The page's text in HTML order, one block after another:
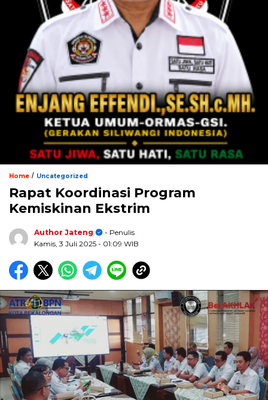
Home / Uncategorized
Rapat Koordinasi Program
Kemiskinan Ekstrim
Author Jateng
- Penulis
Kamis, 3 Juli 2025 - 01:09 WIB